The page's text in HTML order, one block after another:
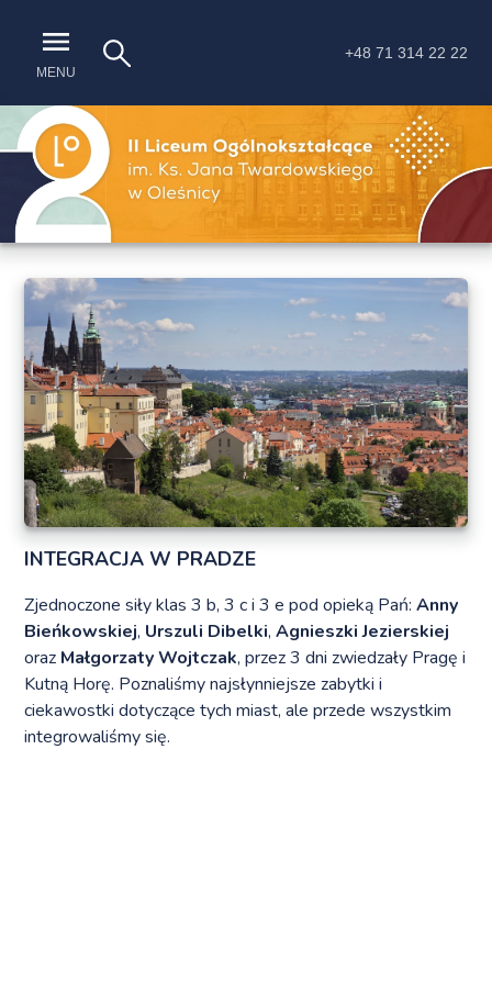
MENU
+48 71 314 22 22
INTEGRACJA W PRADZE
Zjednoczone siły klas 3 b, 3 c i 3 e pod opieką Pań:Anny
Bieńkowskiej, Urszuli Dibelki,Agnieszki Jezierskiej
oraz Małgorzaty Wojtczak, przez 3 dni zwiedzały Pragę i
Kutną Horę. Poznaliśmy najsłynniejsze zabytki i
ciekawostki dotyczące tych miast, ale przede wszystkim
integrowaliśmy się.